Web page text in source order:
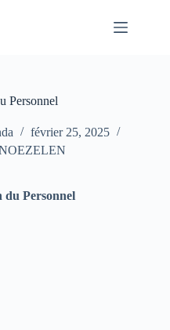
Personnel
février 25, 2025
du Personnel